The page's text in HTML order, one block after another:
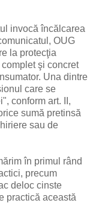
invocă încălcarea
OUG
la protecţia
şi concret
Una dintre
care se
conform art. II,
sumă pretinsă
sau de
în primul rând
precum
deloc cinste
practică această